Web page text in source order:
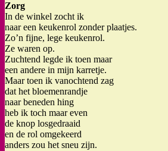
Zorg
In de winkel zocht ik
naar een keukenrol zonder plaatjes.
Zo’n fijne, lege keukenrol.
Ze waren op.
Zuchtend legde ik toen maar
een andere in mijn karretje.
Maar toen ik vanochtend zag
dat het bloemenrandje
naar beneden hing
heb ik toch maar even
de knop losgedraaid
en de rol omgekeerd
anders zou het sneu zijn.